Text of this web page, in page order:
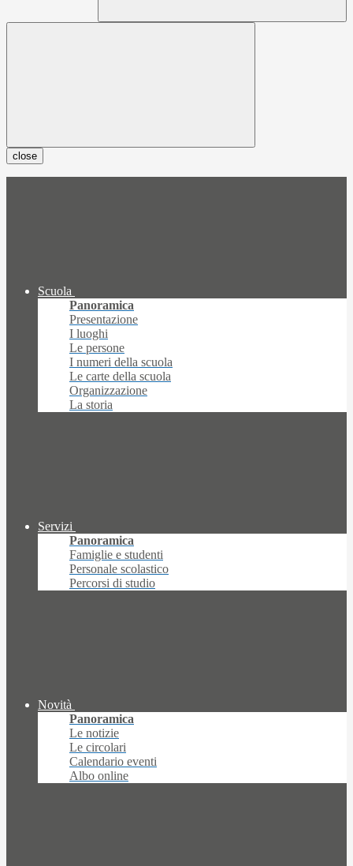
close
Scuola
Panoramica
Presentazione
I luoghi
Le persone
I numeri della scuola
Le carte della scuola
Organizzazione
La storia
Servizi
Panoramica
Famiglie e studenti
Personale scolastico
Percorsi di studio
Novità
Panoramica
Le notizie
Le circolari
Calendario eventi
Albo online